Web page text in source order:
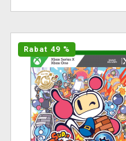
Rabat 49 %